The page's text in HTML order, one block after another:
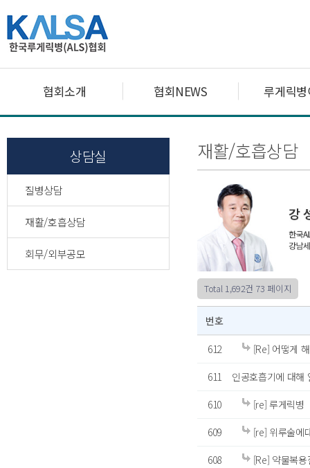
협회소개 협회NEWS 루게릭
상담실
질병상담
재활/호흡상담
회무/외부공모
재활/호흡상담
Total 1,692건 73 페이지
번호
612
[Re] 어떻게
611
인공호흡기에 대해
610
[re] 루게릭병
609
[re] 위루술에
608
[Re] 약물복용